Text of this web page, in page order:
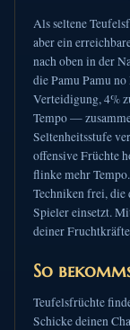
Als seltene
aber ein
nach oben in der
die Pamu Pamu
Verteidigung, 4%
Tempo —
Seltenheitsstufe
offensive Früchte
flinke mehr
Techniken frei, die
Spieler einsetzt.
deiner
So
Teufelsfrüchte
Schicke deinen